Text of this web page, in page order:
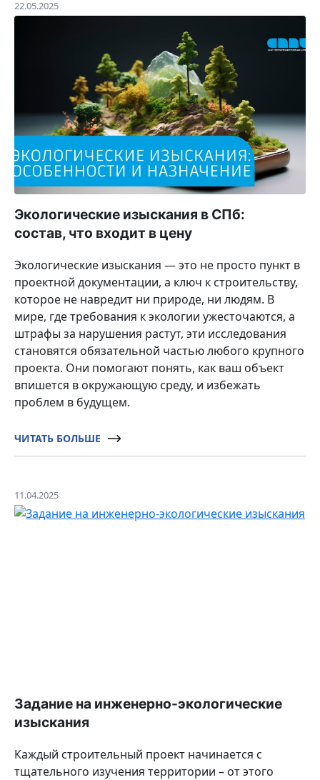
22.05.2025
Экологические изыскания в СПб:
состав, что входит в цену
Экологические изыскания — это не просто пункт в
проектной документации, а ключ к строительству,
которое не навредит ни природе, ни людям. В
мире, где требования к экологии ужесточаются, а
штрафы за нарушения растут, эти исследования
становятся обязательной частью любого крупного
проекта. Они помогают понять, как ваш объект
впишется в окружающую среду, и избежать
проблем в будущем.
ЧИТАТЬ БОЛЬШЕ
11.04.2025
Задание на инженерно-экологические
изыскания
Каждый строительный проект начинается с
тщательного изучения территории – от этого